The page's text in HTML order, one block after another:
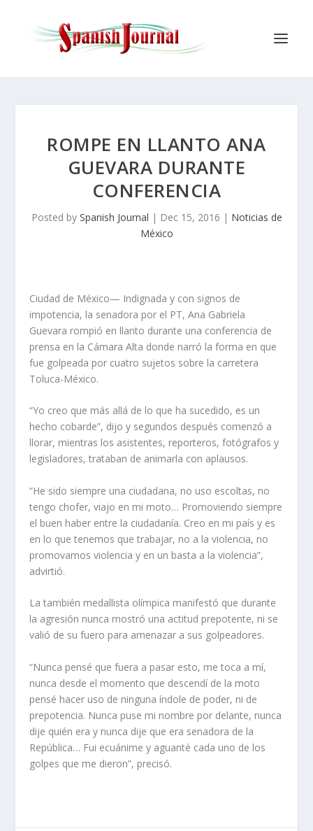
ROMPE EN LLANTO ANA
GUEVARA DURANTE
CONFERENCIA
Posted by Spanish Journal | Dec 15, 2016 | Noticias de
México
Ciudad de México— Indignada y con signos de
impotencia, la senadora por el PT, Ana Gabriela
Guevara rompió en llanto durante una conferencia de
prensa en la Cámara Alta donde narró la forma en que
fue golpeada por cuatro sujetos sobre la carretera
Toluca-México.
“Yo creo que más allá de lo que ha sucedido, es un
hecho cobarde”, dijo y segundos después comenzó a
llorar, mientras los asistentes, reporteros, fotógrafos y
legisladores, trataban de animarla con aplausos.
“He sido siempre una ciudadana, no uso escoltas, no
tengo chofer, viajo en mi moto… Promoviendo siempre
el buen haber entre la ciudadanía. Creo en mi país y es
en lo que tenemos que trabajar, no a la violencia, no
promovamos violencia y en un basta a la violencia”,
advirtió.
La también medallista olímpica manifestó que durante
la agresión nunca mostró una actitud prepotente, ni se
valió de su fuero para amenazar a sus golpeadores.
“Nunca pensé que fuera a pasar esto, me toca a mí,
nunca desde el momento que descendí de la moto
pensé hacer uso de ninguna índole de poder, ni de
prepotencia. Nunca puse mi nombre por delante, nunca
dije quién era y nunca dije que era senadora de la
República… Fui ecuánime y aguanté cada uno de los
golpes que me dieron”, precisó.